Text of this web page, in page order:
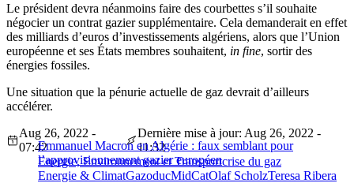
Le président devra néanmoins faire des courbettes s’il souhaite
négocier un contrat gazier supplémentaire. Cela demanderait en effet
des milliards d’euros d’investissements algériens, alors que l’Union
européenne et ses États membres souhaitent, in fine, sortir des
énergies fossiles.
Une situation que la pénurie actuelle de gaz devrait d’ailleurs
accélérer.
Emmanuel Macron en Algérie : faux semblant pour
l’approvisionnement gazier européen
Aug 26, 2022 -
07:42
Dernière mise à jour: Aug 26, 2022 -
11:32
Energie, Environnement et Transportcrise du gaz
Energie & ClimatGazoducMidCatOlaf ScholzTeresa Ribera